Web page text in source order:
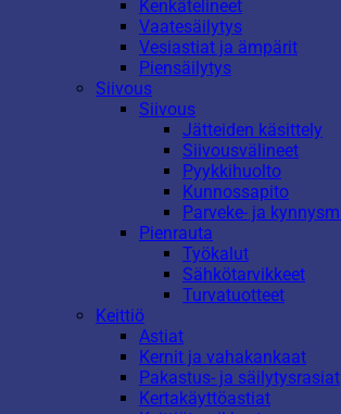
Kenkätelineet
Vaatesäilytys
Vesiastiat ja ämpärit
Piensäilytys
Siivous
Siivous
Jätteiden käsittely
Siivousvälineet
Pyykkihuolto
Kunnossapito
Parveke- ja
Pienrauta
Työkalut
Sähkötarvikkeet
Turvatuotteet
Keittiö
Astiat
Kernit ja vahakankaat
Pakastus- ja säilytysrasiat
Kertakäyttöastiat